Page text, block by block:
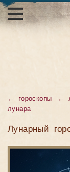
← гороскопы ←
лунара
Лунарный